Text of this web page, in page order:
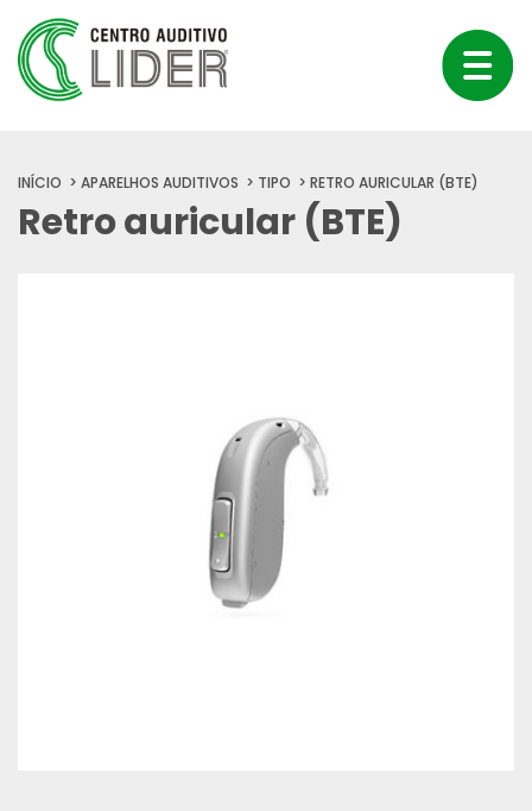
INÍCIO APARELHOS AUDITIVOS TIPO RETRO AURICULAR (BTE)
Retro auricular (BTE)